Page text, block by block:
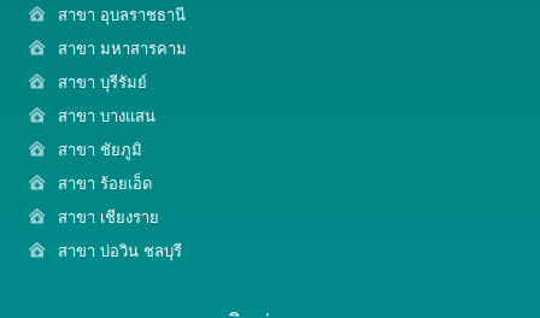
สาขา อุบลราชธานี
สาขา มหาสารคาม
สาขา บุรีรัมย์
สาขา บางแสน
สาขา ชัยภูมิ
สาขา ร้อยเอ็ด
สาขา เชียงราย
สาขา บ่อวิน ชลบุรี